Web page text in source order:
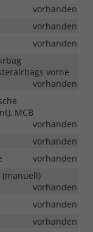
vorhanden
vorhanden
vorhanden
vorne
vorhanden
MCB
vorhanden
vorhanden
vorhanden
vorhanden
vorhanden
vorhanden